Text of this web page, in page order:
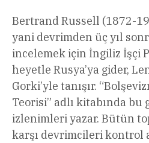
Bertrand Russell (1872-
yani devrimden üç yıl
incelemek için İngiliz İşçi
heyetle Rusya’ya gider,
Gorki’yle tanışır.
Teorisi” adlı kitabında
izlenimleri yazar. Bütün
karşı devrimcileri kontrol